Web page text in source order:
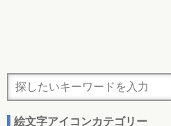
絵文字アイコンカテゴリー